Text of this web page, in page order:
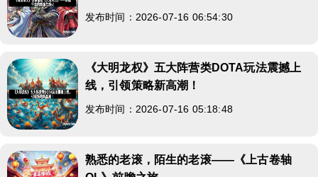
发布时间：2026-07-16 06:54:30
《大明龙权》五大阵营类DOTA玩法震撼上
线，引领策略新高潮！
发布时间：2026-07-16 05:18:48
熟悉的老滚，陌生的老滚——《上古卷轴